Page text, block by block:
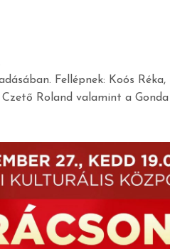
Fellépnek: Koós
Roland valamint a